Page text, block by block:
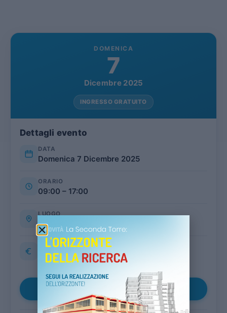
DOMENICA
7
Dicembre 2025
INGRESSO GRATUITO
Dettagli evento
DATA
Domenica 7 Dicembre 2025
ORARIO
09:00 – 17:00
LUOGO
Curtarolo (PD)
COSTO
GRATUITO
Aggiungi al calendario▾